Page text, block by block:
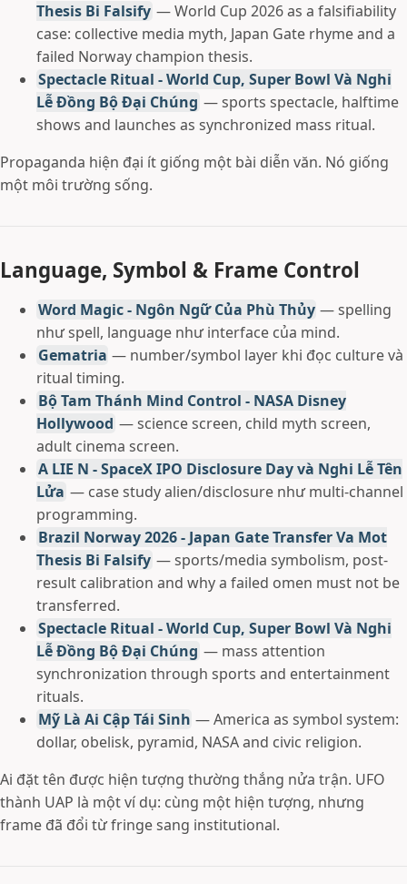
Thesis Bi Falsify — World Cup 2026 as a falsifiability
case: collective media myth, Japan Gate rhyme and a
failed Norway champion thesis.
Spectacle Ritual - World Cup, Super Bowl Và Nghi
Lễ Đồng Bộ Đại Chúng — sports spectacle, halftime
shows and launches as synchronized mass ritual.
Propaganda hiện đại ít giống một bài diễn văn. Nó giống
một môi trường sống.
Language, Symbol & Frame Control
Word Magic - Ngôn Ngữ Của Phù Thủy — spelling
như spell, language như interface của mind.
Gematria — number/symbol layer khi đọc culture và
ritual timing.
Bộ Tam Thánh Mind Control - NASA Disney
Hollywood — science screen, child myth screen,
adult cinema screen.
A LIE N - SpaceX IPO Disclosure Day và Nghi Lễ Tên
Lửa — case study alien/disclosure như multi-channel
programming.
Brazil Norway 2026 - Japan Gate Transfer Va Mot
Thesis Bi Falsify — sports/media symbolism, post-
result calibration and why a failed omen must not be
transferred.
Spectacle Ritual - World Cup, Super Bowl Và Nghi
Lễ Đồng Bộ Đại Chúng — mass attention
synchronization through sports and entertainment
rituals.
Mỹ Là Ai Cập Tái Sinh — America as symbol system:
dollar, obelisk, pyramid, NASA and civic religion.
Ai đặt tên được hiện tượng thường thắng nửa trận. UFO
thành UAP là một ví dụ: cùng một hiện tượng, nhưng
frame đã đổi từ fringe sang institutional.